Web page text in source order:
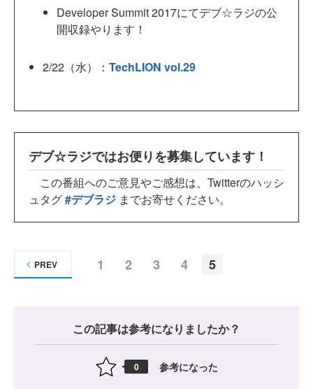
Developer Summit 2017にてデブ☆ラジの公
開収録やります！
2/22（水）： TechLION vol.29
デブ☆ラジではお便りを募集しています！
この番組へのご意見やご感想は、Twitterのハッシ
ュタグ#デブラジ までお寄せください。
1 2 3 4 5
PREV
この記事は参考になりましたか？
0 参考になった